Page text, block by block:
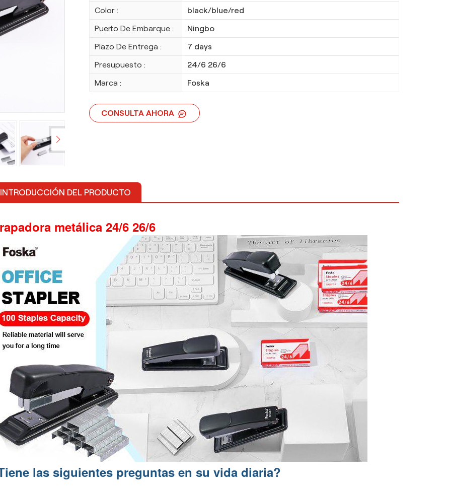
Color : black/blue/red
Puerto De Embarque : Ningbo
Plazo De Entrega : 7 days
Presupuesto : 24/6 26/6
Marca : Foska
CONSULTA AHORA
INTRODUCCIÓN DEL PRODUCTO
metálica 24/6 26/6
las siguientes preguntas en su vida diaria?